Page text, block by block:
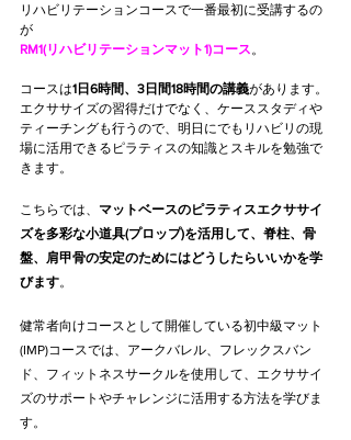
リハビリテーションコースで一番最初に受講するの
が
RM1(リハビリテーションマット1)コース。
コースは1日6時間、3日間18時間の講義があります。
エクササイズの習得だけでなく、ケーススタディや
ティーチングも行うので、明日にでもリハビリの現
場に活用できるピラティスの知識とスキルを勉強で
きます。
こちらでは、 マットベースのピラティスエクササイ
ズを多彩な小道具(プロップ)を活用して、脊柱、骨
盤、肩甲骨の安定のためにはどうしたらいいかを学
びます。
健常者向けコースとして開催している初中級マット
(IMP)コースでは、アークバレル、フレックスバン
ド、フィットネスサークルを使用して、エクササイ
ズのサポートやチャレンジに活用する方法を学びま
す。